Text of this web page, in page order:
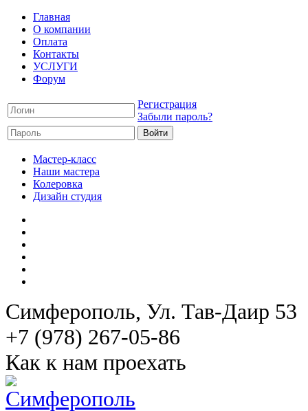
Главная
О компании
Оплата
Контакты
УСЛУГИ
Форум
Регистрация
Забыли пароль?
Мастер-класс
Наши мастера
Колеровка
Дизайн студия
Симферополь, Ул. Тав-Даир 53
+7 (978) 267-05-86
Как к нам проехать